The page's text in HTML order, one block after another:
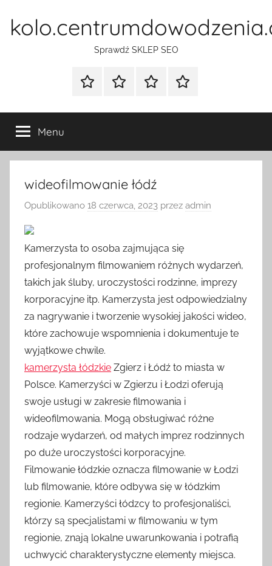
Sprawdź SKLEP SEO
Strona
Pozycjonowanie
SKLEP
BLOG
Menu
wideofilmowanie łódź
Opublikowano 18 czerwca, 2023 przez admin
Kamerzysta to osoba zajmująca się
profesjonalnym filmowaniem różnych wydarzeń,
takich jak śluby, uroczystości rodzinne, imprezy
korporacyjne itp. Kamerzysta jest odpowiedzialny
za nagrywanie i tworzenie wysokiej jakości wideo,
które zachowuje wspomnienia i dokumentuje te
wyjątkowe chwile.
kamerzysta łódzkie Zgierz i Łódź to miasta w
Polsce. Kamerzyści w Zgierzu i Łodzi oferują
swoje usługi w zakresie filmowania i
wideofilmowania. Mogą obsługiwać różne
rodzaje wydarzeń, od małych imprez rodzinnych
po duże uroczystości korporacyjne.
Filmowanie łódzkie oznacza filmowanie w Łodzi
lub filmowanie, które odbywa się w łódzkim
regionie. Kamerzyści łódzcy to profesjonaliści,
którzy są specjalistami w filmowaniu w tym
regionie, znają lokalne uwarunkowania i potrafią
uchwycić charakterystyczne elementy miejsca.